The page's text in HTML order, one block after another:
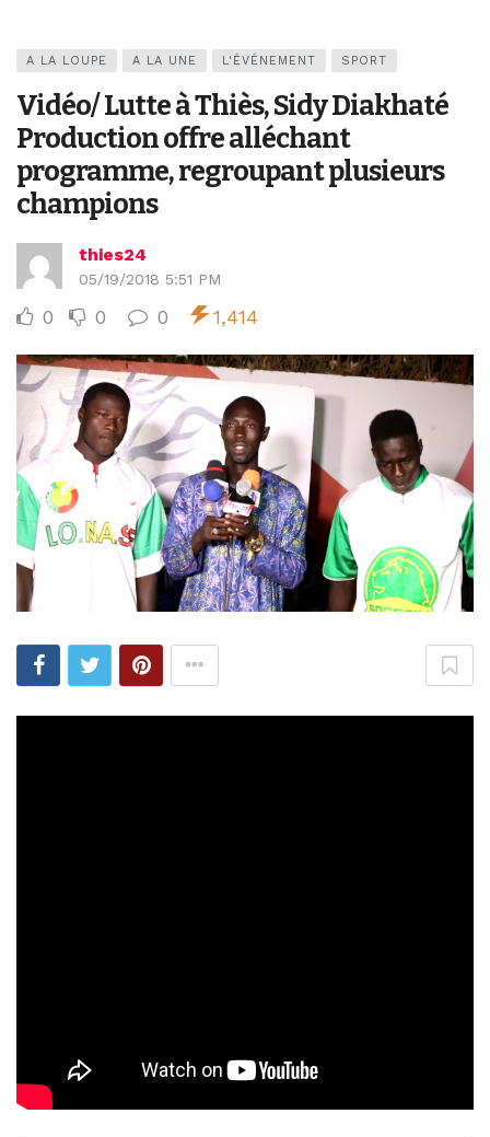
A LA LOUPE A LA UNE L'ÉVÉNEMENT SPORT
Vidéo/ Lutte à Thiès, Sidy Diakhaté
Production offre alléchant
programme, regroupant plusieurs
champions
thies24
05/19/2018 5:51 PM
0 0 0 1,414